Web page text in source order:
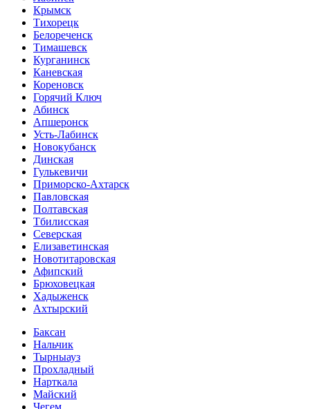
Крымск
Тихорецк
Белореченск
Тимашевск
Курганинск
Каневская
Кореновск
Горячий Ключ
Абинск
Апшеронск
Усть-Лабинск
Новокубанск
Динская
Гулькевичи
Приморско-Ахтарск
Павловская
Полтавская
Тбилисская
Северская
Елизаветинская
Новотитаровская
Афипский
Брюховецкая
Хадыженск
Ахтырский
Баксан
Нальчик
Тырныауз
Прохладный
Нарткала
Майский
Чегем